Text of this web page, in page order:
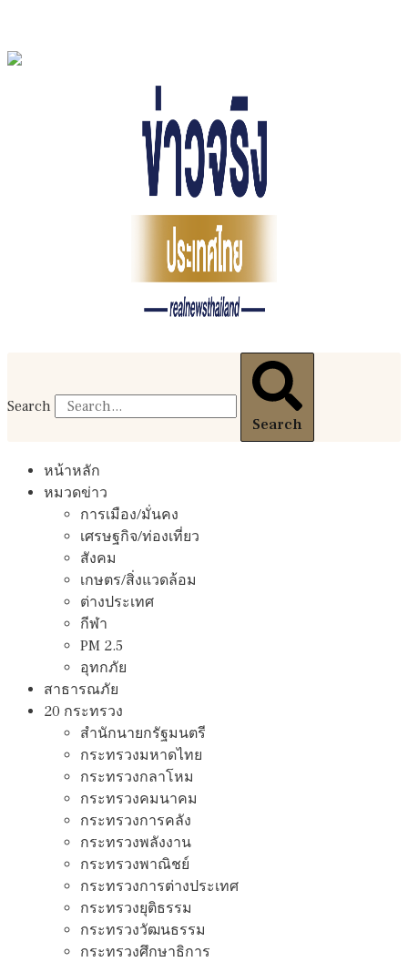
Search
Search
หน้าหลัก
หมวดข่าว
การเมือง/มั่นคง
เศรษฐกิจ/ท่องเที่ยว
สังคม
เกษตร/สิ่งแวดล้อม
ต่างประเทศ
กีฬา
PM 2.5
อุทกภัย
สาธารณภัย
20 กระทรวง
สํานักนายกรัฐมนตรี
กระทรวงมหาดไทย
กระทรวงกลาโหม
กระทรวงคมนาคม
กระทรวงการคลัง
กระทรวงพลังงาน
กระทรวงพาณิชย์
กระทรวงการต่างประเทศ
กระทรวงยุติธรรม
กระทรวงวัฒนธรรม
กระทรวงศึกษาธิการ